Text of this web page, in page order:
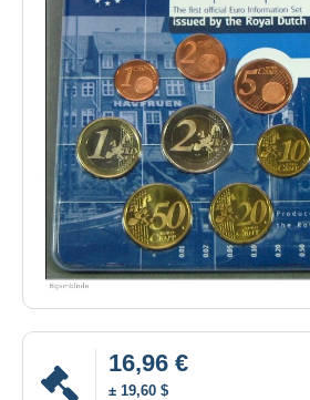
16,96 €
± 19,60 $